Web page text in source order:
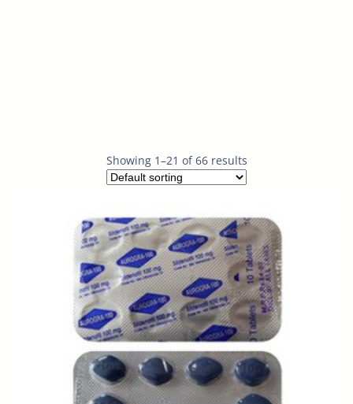
Showing 1–21 of 66 results